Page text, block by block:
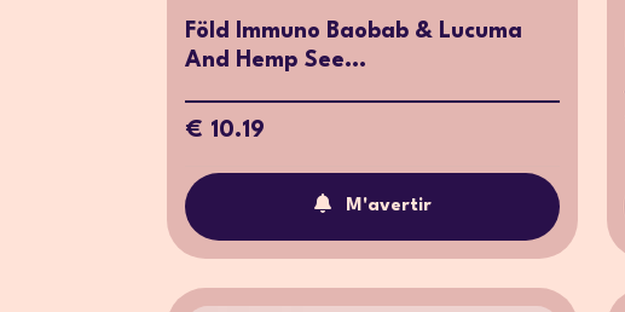
Föld Immuno Baobab & Lucuma
And Hemp See...
€ 10.19
M'avertir